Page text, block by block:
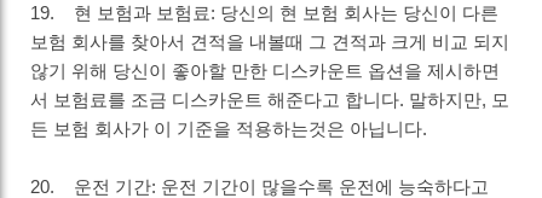
19. 현 보험과 보험료: 당신의 현 보험 회사는 당신이 다른
보험 회사를 찾아서 견적을 내볼때 그 견적과 크게 비교 되지
않기 위해 당신이 좋아할 만한 디스카운트 옵션을 제시하면
서 보험료를 조금 디스카운트 해준다고 합니다. 말하지만, 모
든 보험 회사가 이 기준을 적용하는것은 아닙니다.
20. 운전 기간: 운전 기간이 많을수록 운전에 능숙하다고